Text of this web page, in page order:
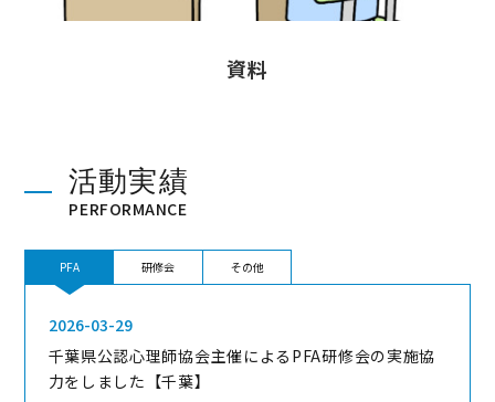
資料
活動実績
PERFORMANCE
PFA 研修会 その他
2026-03-29
千葉県公認心理師協会主催によるPFA研修会の実施協
力をしました【千葉】